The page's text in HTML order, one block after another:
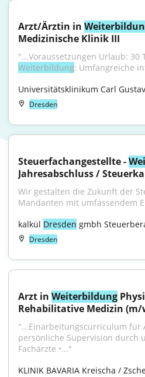
Arzt/Ärztin in
Medizinische Klinik III
Weiterbildung: Umfangreiche
Universitätsklinikum Carl
Dresden
Steuerfachangestellte -
Jahresabschluss /
Wir gestalten die Zukunft der
Mandanten mit umfassendem
kalkül Dresden gmbh
Dresden
Arzt in Weiterbildung
Rehabilitative Medizin
"...Einarbeitungscurriculum für
persönliche Supervision durch
Fachärzte •..."
KLINIK BAVARIA Kreischa /